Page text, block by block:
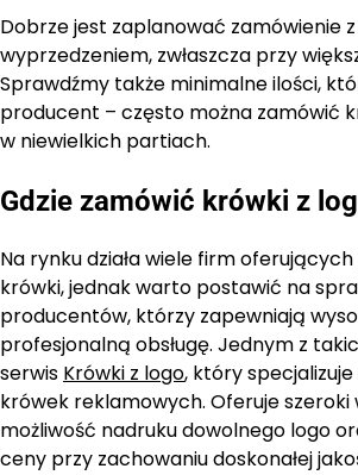
Dobrze jest zaplanować zamówienie
wyprzedzeniem, zwłaszcza przy
Sprawdźmy także minimalne ilości,
producent – często można zamówić
w niewielkich partiach.
Gdzie zamówić krówki z
Na rynku działa wiele firm
krówki, jednak warto postawić na
producentów, którzy zapewniają
profesjonalną obsługę. Jednym z
serwis Krówki z logo, który
krówek reklamowych. Oferuje
możliwość nadruku dowolnego logo
ceny przy zachowaniu doskonałej